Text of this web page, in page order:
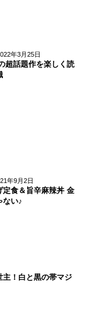
年3月25日
超話題作を楽しく読
年9月2日
定食＆旨辛麻辣丼 金
ない♪
主！白と黒の帯マジ